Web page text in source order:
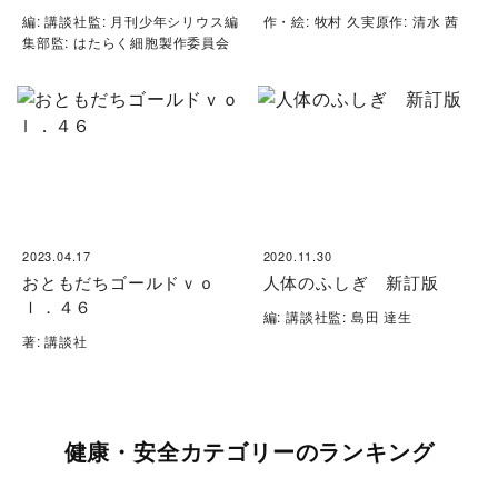
編: 講談社監: 月刊少年シリウス編
集部監: はたらく細胞製作委員会
作・絵: 牧村 久実原作: 清水 茜
2023.04.17
おともだちゴールドｖｏ
ｌ．４６
著: 講談社
2020.11.30
人体のふしぎ 新訂版
編: 講談社監: 島田 達生
健康・安全カテゴリーのランキング